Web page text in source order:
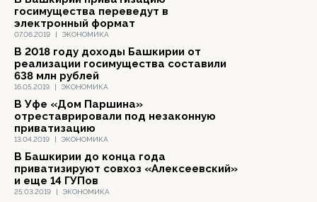
07.06.2019 | ЭКОНОМИКА
госимущества переведут в
электронный формат
16.05.2019 | ЭКОНОМИКА
В 2018 году доходы Башкирии от
реализации госимущества составили
638 млн рублей
13.04.2019 | ЭКОНОМИКА
В Уфе «Дом Паршина»
отреставрировали под незаконную
приватизацию
25.03.2019 | ЭКОНОМИКА
В Башкирии до конца года
приватизируют совхоз «Алексеевский»
и еще 14 ГУПов